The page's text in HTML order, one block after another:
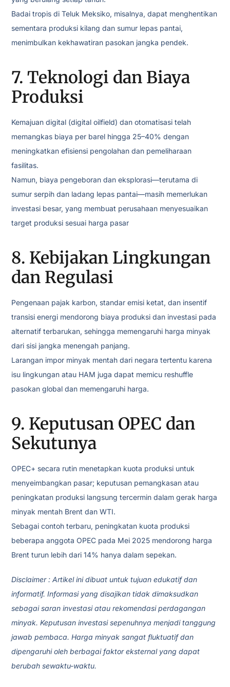
Badai tropis di Teluk Meksiko, misalnya, dapat menghentikan
sementara produksi kilang dan sumur lepas pantai,
menimbulkan kekhawatiran pasokan jangka pendek.
7. Teknologi dan Biaya
Produksi
Kemajuan digital (digital oilfield) dan otomatisasi telah
memangkas biaya per barel hingga 25–40% dengan
meningkatkan efisiensi pengolahan dan pemeliharaan
fasilitas.
Namun, biaya pengeboran dan eksplorasi—terutama di
sumur serpih dan ladang lepas pantai—masih memerlukan
investasi besar, yang membuat perusahaan menyesuaikan
target produksi sesuai harga pasar
8. Kebijakan Lingkungan
dan Regulasi
Pengenaan pajak karbon, standar emisi ketat, dan insentif
transisi energi mendorong biaya produksi dan investasi pada
alternatif terbarukan, sehingga memengaruhi harga minyak
dari sisi jangka menengah panjang.
Larangan impor minyak mentah dari negara tertentu karena
isu lingkungan atau HAM juga dapat memicu reshuffle
pasokan global dan memengaruhi harga.
9. Keputusan OPEC dan
Sekutunya
OPEC+ secara rutin menetapkan kuota produksi untuk
menyeimbangkan pasar; keputusan pemangkasan atau
peningkatan produksi langsung tercermin dalam gerak harga
minyak mentah Brent dan WTI.
Sebagai contoh terbaru, peningkatan kuota produksi
beberapa anggota OPEC pada Mei 2025 mendorong harga
Brent turun lebih dari 14% hanya dalam sepekan.
Disclaimer : Artikel ini dibuat untuk tujuan edukatif dan
informatif. Informasi yang disajikan tidak dimaksudkan
sebagai saran investasi atau rekomendasi perdagangan
minyak. Keputusan investasi sepenuhnya menjadi tanggung
jawab pembaca. Harga minyak sangat fluktuatif dan
dipengaruhi oleh berbagai faktor eksternal yang dapat
berubah sewaktu-waktu.